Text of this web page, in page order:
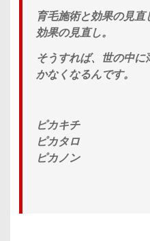
育毛施術と効果の見直
効果の見直し。
そうすれば、世の中に
かなくなるんです。
ピカキチ
ピカタロ
ピカノン